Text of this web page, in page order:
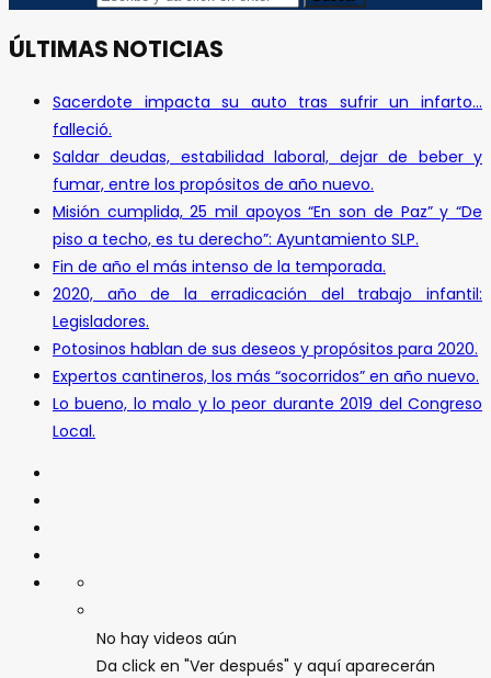
ÚLTIMAS NOTICIAS
Sacerdote impacta su auto tras sufrir un infarto…
falleció.
Saldar deudas, estabilidad laboral, dejar de beber y
fumar, entre los propósitos de año nuevo.
Misión cumplida, 25 mil apoyos “En son de Paz” y “De
piso a techo, es tu derecho”: Ayuntamiento SLP.
Fin de año el más intenso de la temporada.
2020, año de la erradicación del trabajo infantil:
Legisladores.
Potosinos hablan de sus deseos y propósitos para 2020.
Expertos cantineros, los más “socorridos” en año nuevo.
Lo bueno, lo malo y lo peor durante 2019 del Congreso
Local.
No hay videos aún
Da click en "Ver después" y aquí aparecerán